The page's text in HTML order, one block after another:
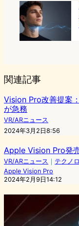
関連記事
Vision Pro改善提案
が急務
VR/ARニュース
2024年3月2日8:56
Apple Vision Pro発
VR/ARニュース ｜ テクノ
Apple Vision Pro
2024年2月9日14:12